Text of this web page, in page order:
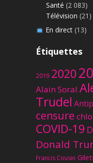
Santé (2 083)
Télévision (21)
En direct(13)
Étiquettes
2019 2020
Alain Soral
Trudel
censure
COVID-19
Donald
Francis Cousin